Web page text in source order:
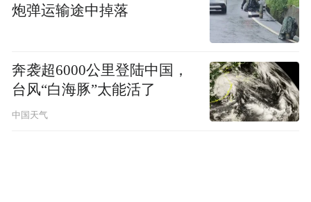
炮弹运输途中掉落
奔袭超6000公里登陆中国，
台风“白海豚”太能活了
中国天气